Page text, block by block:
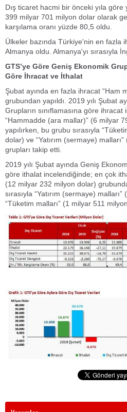
Dış ticaret hacmi bir önceki yıla
399 milyar 701 milyon dolar olarak
karşılama oranı yüzde 80,5 oldu.
Ülkeler bazında Türkiye'nin en fazla
Almanya oldu. Almanya'yı sırasıyla
GTS’ye Göre Geniş Ekonomik
Göre İhracat ve İthalat
Şubat ayında en fazla ihracat “Ham
grubundan yapıldı. 2019 yılı Şubat
Grupların sınıflamasına göre
“Hammadde (ara mallar)” (6 milyar
yapılırken, bu grubu sırasıyla
dolar) ve “Yatırım (sermaye)
grupları takip etti.
2019 yılı Şubat ayında Geniş
göre ithalat incelendiğinde; en çok
(12 milyar 232 milyon dolar)
sırasıyla “Yatırım (sermaye)
“Tüketim malları” (1 milyar 511